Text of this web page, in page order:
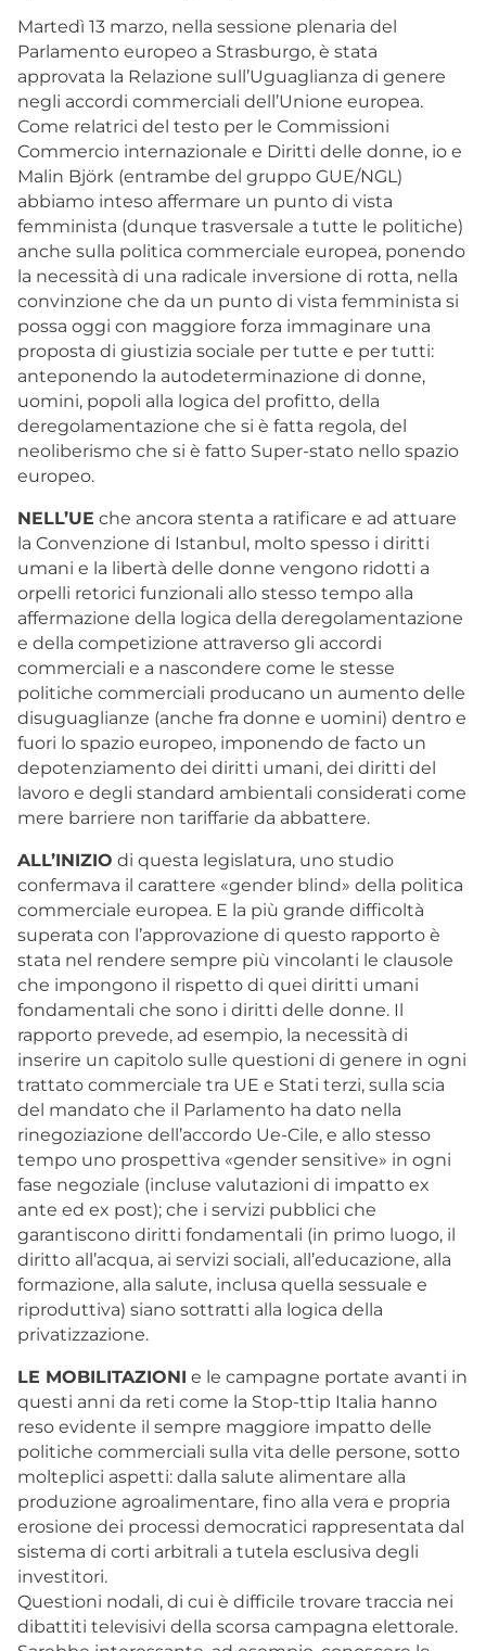
Martedì 13 marzo, nella sessione plenaria del
Parlamento europeo a Strasburgo, è stata
approvata la Relazione sull’Uguaglianza di genere
negli accordi commerciali dell’Unione europea.
Come relatrici del testo per le Commissioni
Commercio internazionale e Diritti delle donne, io e
Malin Björk (entrambe del gruppo GUE/NGL)
abbiamo inteso affermare un punto di vista
femminista (dunque trasversale a tutte le politiche)
anche sulla politica commerciale europea, ponendo
la necessità di una radicale inversione di rotta, nella
convinzione che da un punto di vista femminista si
possa oggi con maggiore forza immaginare una
proposta di giustizia sociale per tutte e per tutti:
anteponendo la autodeterminazione di donne,
uomini, popoli alla logica del profitto, della
deregolamentazione che si è fatta regola, del
neoliberismo che si è fatto Super-stato nello spazio
europeo.
NELL’UE che ancora stenta a ratificare e ad attuare
la Convenzione di Istanbul, molto spesso i diritti
umani e la libertà delle donne vengono ridotti a
orpelli retorici funzionali allo stesso tempo alla
affermazione della logica della deregolamentazione
e della competizione attraverso gli accordi
commerciali e a nascondere come le stesse
politiche commerciali producano un aumento delle
disuguaglianze (anche fra donne e uomini) dentro e
fuori lo spazio europeo, imponendo de facto un
depotenziamento dei diritti umani, dei diritti del
lavoro e degli standard ambientali considerati come
mere barriere non tariffarie da abbattere.
ALL’INIZIO di questa legislatura, uno studio
confermava il carattere «gender blind» della politica
commerciale europea. E la più grande difficoltà
superata con l’approvazione di questo rapporto è
stata nel rendere sempre più vincolanti le clausole
che impongono il rispetto di quei diritti umani
fondamentali che sono i diritti delle donne. Il
rapporto prevede, ad esempio, la necessità di
inserire un capitolo sulle questioni di genere in ogni
trattato commerciale tra UE e Stati terzi, sulla scia
del mandato che il Parlamento ha dato nella
rinegoziazione dell’accordo Ue-Cile, e allo stesso
tempo uno prospettiva «gender sensitive» in ogni
fase negoziale (incluse valutazioni di impatto ex
ante ed ex post); che i servizi pubblici che
garantiscono diritti fondamentali (in primo luogo, il
diritto all’acqua, ai servizi sociali, all’educazione, alla
formazione, alla salute, inclusa quella sessuale e
riproduttiva) siano sottratti alla logica della
privatizzazione.
LE MOBILITAZIONI e le campagne portate avanti in
questi anni da reti come la Stop-ttip Italia hanno
reso evidente il sempre maggiore impatto delle
politiche commerciali sulla vita delle persone, sotto
molteplici aspetti: dalla salute alimentare alla
produzione agroalimentare, fino alla vera e propria
erosione dei processi democratici rappresentata dal
sistema di corti arbitrali a tutela esclusiva degli
investitori.
Questioni nodali, di cui è difficile trovare traccia nei
dibattiti televisivi della scorsa campagna elettorale.